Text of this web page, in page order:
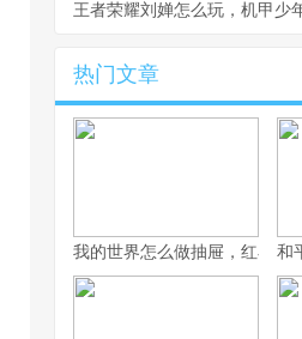
王者荣耀刘婵怎么玩，机甲少
热门文章
我的世界怎么做抽屉，红石收
和